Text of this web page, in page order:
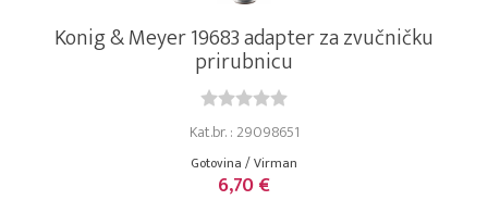
Konig & Meyer 19683 adapter za zvučničku
prirubnicu
Kat.br. : 29098651
Gotovina / Virman
6,70 €